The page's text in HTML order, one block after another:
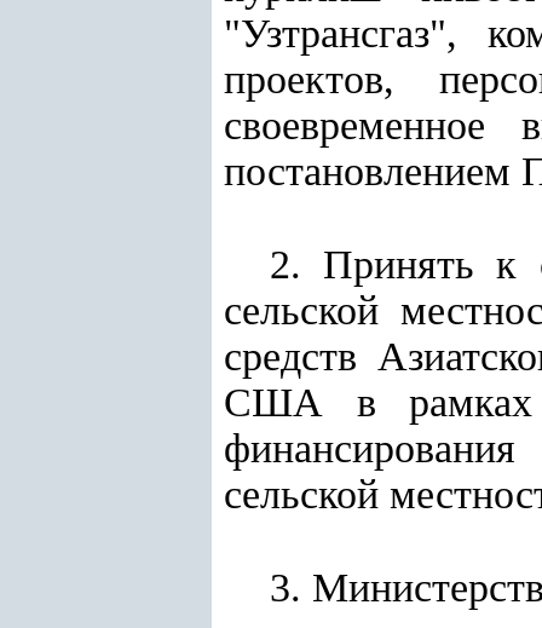
"Узтрансгаз",
проектов,
своевременное
постановлением
2. Принять к
сельской
средств
США в рамках
сельской
3.